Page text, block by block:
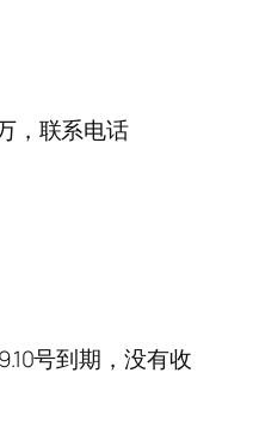
，联系电话
号到期，没有收